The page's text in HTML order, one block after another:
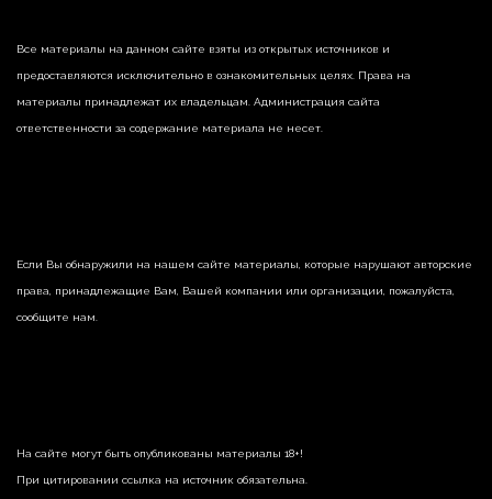
Все материалы на данном сайте взяты из открытых источников и
предоставляются исключительно в ознакомительных целях. Права на
материалы принадлежат их владельцам. Администрация сайта
ответственности за содержание материала не несет.
Если Вы обнаружили на нашем сайте материалы, которые нарушают авторские
права, принадлежащие Вам, Вашей компании или организации, пожалуйста,
сообщите нам.
На сайте могут быть опубликованы материалы 18+!
При цитировании ссылка на источник обязательна.